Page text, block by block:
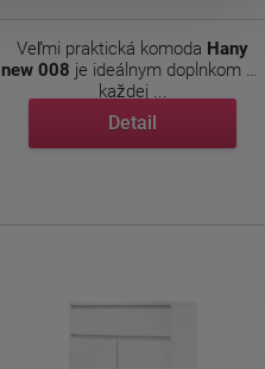
Veľmi praktická komoda Hany
new 008 je ideálnym doplnkom do
každej ...
Detail